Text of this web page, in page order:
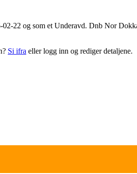
02-22 og som et Underavd. Dnb Nor
Si ifra eller logg inn og rediger detaljene.